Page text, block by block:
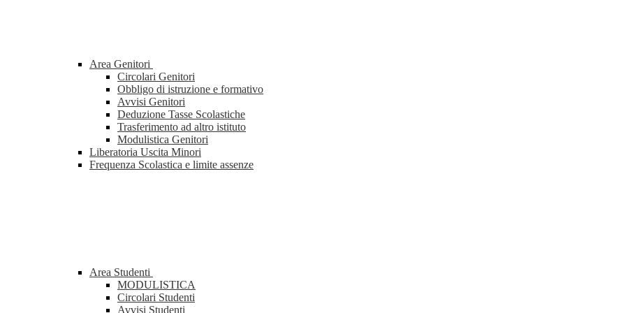
Area Genitori
Circolari Genitori
Obbligo di istruzione e formativo
Avvisi Genitori
Deduzione Tasse Scolastiche
Trasferimento ad altro istituto
Modulistica Genitori
Liberatoria Uscita Minori
Frequenza Scolastica e limite assenze
Area Studenti
MODULISTICA
Circolari Studenti
Avvisi Studenti